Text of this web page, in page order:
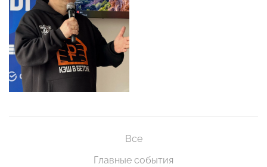
Все
Главные события